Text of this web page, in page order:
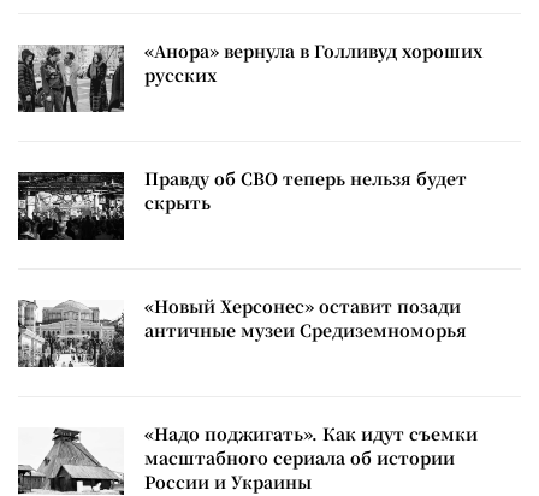
«Анора» вернула в Голливуд хороших
русских
Правду об СВО теперь нельзя будет
скрыть
«Новый Херсонес» оставит позади
античные музеи Средиземноморья
«Надо поджигать». Как идут съемки
масштабного сериала об истории
России и Украины